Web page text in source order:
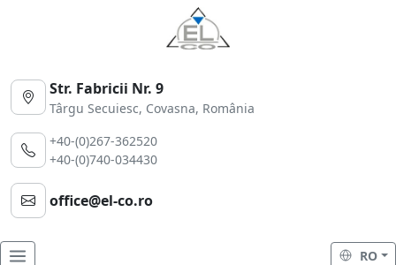
Str. Fabricii Nr. 9
Târgu Secuiesc, Covasna, România
+40-(0)267-362520
+40-(0)740-034430
office@el-co.ro
RO